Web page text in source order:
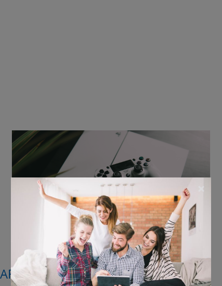
AFGELOPEN: Win een PS4 spel